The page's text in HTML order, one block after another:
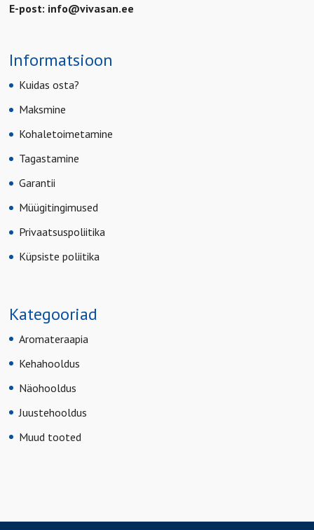
E-post: info@vivasan.ee
Informatsioon
Kuidas osta?
Maksmine
Kohaletoimetamine
Tagastamine
Garantii
Müügitingimused
Privaatsuspoliitika
Küpsiste poliitika
Kategooriad
Aromateraapia
Kehahooldus
Näohooldus
Juustehooldus
Muud tooted